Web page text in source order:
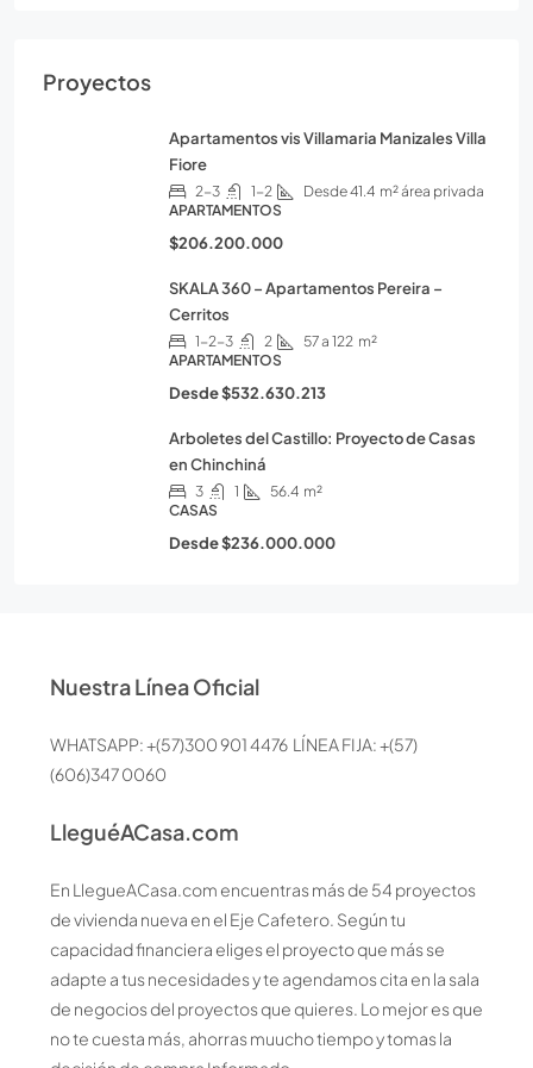
Proyectos
Apartamentos vis Villamaria Manizales Villa
Fiore
2-3 1-2 Desde 41.4 m² área privada
APARTAMENTOS
$206.200.000
SKALA 360 – Apartamentos Pereira –
Cerritos
1-2-3 2 57 a 122 m²
APARTAMENTOS
Desde$532.630.213
Arboletes del Castillo: Proyecto de Casas
en Chinchiná
3 1 56.4 m²
CASAS
Desde$236.000.000
Nuestra Línea Oficial
WHATSAPP: +(57)300 901 4476 LÍNEA FIJA: +(57)
(606)347 0060
LleguéACasa.com
En LlegueACasa.com encuentras más de 54 proyectos
de vivienda nueva en el Eje Cafetero. Según tu
capacidad financiera eliges el proyecto que más se
adapte a tus necesidades y te agendamos cita en la sala
de negocios del proyectos que quieres. Lo mejor es que
no te cuesta más, ahorras muucho tiempo y tomas la